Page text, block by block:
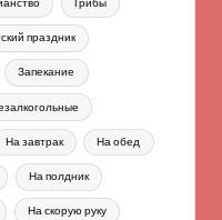
Грибы
праздник
Запекание
На завтрак На обед
На полдник
На скорую руку